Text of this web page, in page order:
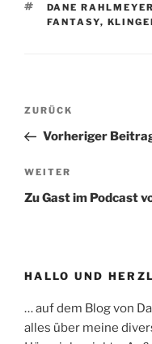
SCHLAGWÖRTER
DANE RAHLMEYER
FANTASY,
Vorheriger
Beitrag
ZURÜCK
Vorheriger
Nächster
Beitrag
WEITER
Zu Gast im Podcast
HALLO UND
… auf dem Blog von
alles über meine